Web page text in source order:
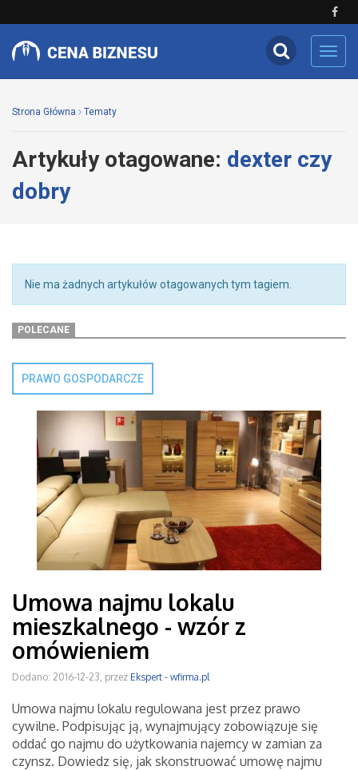
Strona Główna Tematy
Artykuły otagowane: dexter czy
dobry
Nie ma żadnych artykułów otagowanych tym tagiem.
POLECANE
PRAWO GOSPODARCZE
Umowa najmu lokalu
mieszkalnego - wzór z
omówieniem
Dodano: 2016-12-23, przez Ekspert - wfirma.pl
Umowa najmu lokalu regulowana jest przez prawo
cywilne. Podpisując ją, wynajmujący zobowiązuje się
oddać go najmu do użytkowania najemcy w zamian za
czynsz. Dowiedz się, jak skonstruować umowę najmu